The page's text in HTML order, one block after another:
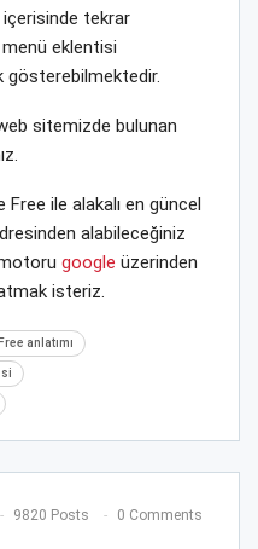
içerisinde tekrar
eklentisi
gösterebilmektedir.
sitemizde bulunan
ile alakalı en güncel
alabileceğiniz
google üzerinden
isteriz.
anlatımı
9820 Posts 0 Comments